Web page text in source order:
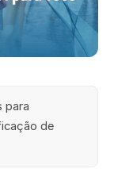
para
de